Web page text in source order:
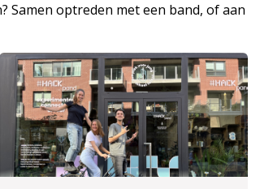
Samen optreden met een band, of aan